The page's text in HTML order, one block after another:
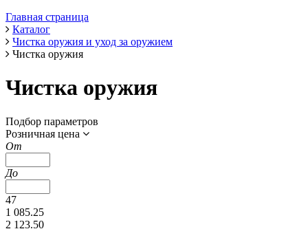
Главная страница
Каталог
Чистка оружия и уход за оружием
Чистка оружия
Чистка оружия
Подбор параметров
Розничная цена
От
До
47
1 085.25
2 123.50